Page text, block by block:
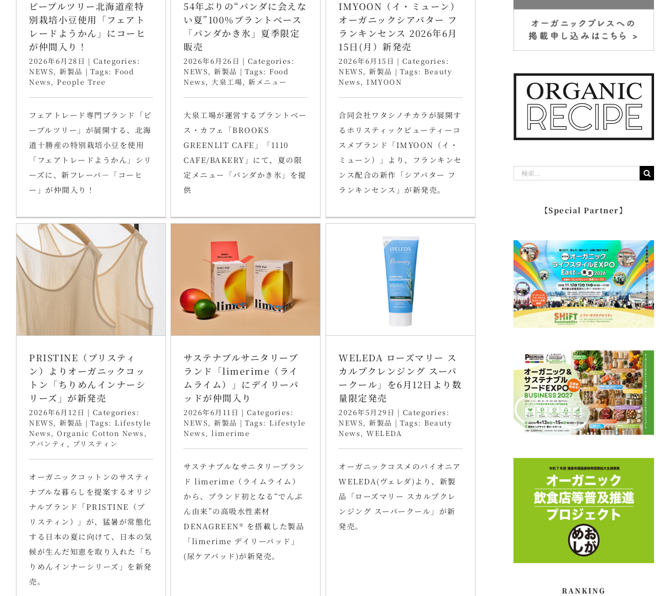
ピープルツリー北海道産特
別栽培小豆使用「フェアト
レードようかん」にコーヒ
が仲間入り！
2026年6月28日 | Categories:
NEWS, 新製品 | Tags: Food
News , People Tree
フェアトレード専門ブランド「ピ
ープルツリー」が展開する、北海
道十勝産の特別栽培小豆を使用
「フェアトレードようかん」シリ
ーズに、新フレーバ－「コーヒ
ー」が仲間入り！
54年ぶりの“パンダに会えな
い夏”100％プラントベース
「パンダかき氷」夏季限定
販売
2026年6月26日 | Categories:
NEWS, 新製品 | Tags: Food
News , 大泉工場, 新メニュー
大泉工場が運営するプラントベー
ス・カフェ「BROOKS
GREENLIT CAFE」「1110
CAFE/BAKERY」にて、夏の限
定メニュー「パンダかき氷」を提
供
IMYOON（イ・ミューン）
オーガニックシアバター フ
ランキンセンス 2026年6月
15日(月）新発売
2026年6月15日 | Categories:
NEWS, 新製品 | Tags: Beauty
News , IMYOON
合同会社ワタシノチカラが展開す
るホリスティックビューティーコ
スメブランド「IMYOON（イ・
ミューン）」より、フランキンセ
ンス配合の新作「シアバター フ
ランキンセンス」が新発売。
PRISTINE（プリスティ
ン）よりオーガニックコッ
トン「ちりめんインナーシ
リーズ」が新発売
2026年6月12日 | Categories:
NEWS, 新製品 | Tags: Lifestyle
News , Organic Cotton News ,
アバンティ , プリスティン
オーガニックコットンのサスティ
ナブルな暮らしを提案するオリジ
ナルブランド「PRISTINE（プ
リスティン）」が、猛暑が常態化
する日本の夏に向けて、日本の気
候が生んだ知恵を取り入れた「ち
りめんインナーシリーズ」を新発
売。
サステナブルサニタリーブ
ランド「limerime（ライ
ムライム）」にデイリーパ
ッドが仲間入り
2026年6月11日 | Categories:
NEWS, 新製品 | Tags: Lifestyle
News , limerime
サステナブルなサニタリーブラン
ド limerime（ライムライム）
から、ブランド初となる“でんぷ
ん由来”の高吸水性素材
DENAGREEN®︎ を搭載した製品
「limerime デイリーパッド」
(尿ケアパッド)が新発売。
WELEDA ローズマリー ス
カルプクレンジング スーパ
ークール」を6月12日より数
量限定発売
2026年5月29日 | Categories:
NEWS, 新製品 | Tags: Beauty
News , WELEDA
オーガニックコスメのパイオニア
WELEDA(ヴェレダ)より、新製
品「ローズマリー スカルプクレ
ンジング スーパークール」が新
発売。
【Special Partner】
RANKING